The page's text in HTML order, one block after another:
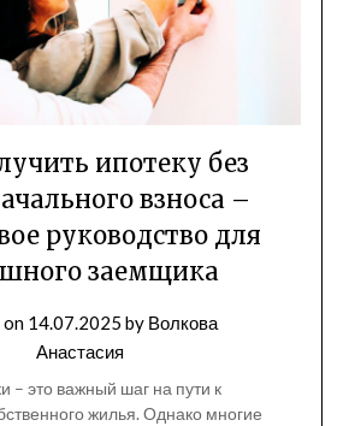
ипотеку без
взноса –
руководство для
заемщика
on 14.07.2025 by Волкова
Анастасия
– это важный шаг на пути к
жилья. Однако многие